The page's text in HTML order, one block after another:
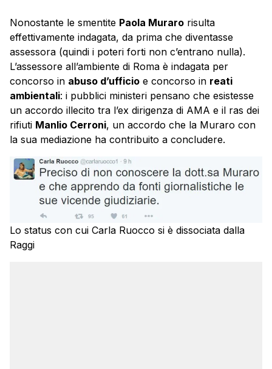
Nonostante le smentite Paola Muraro risulta
effettivamente indagata, da prima che diventasse
assessora (quindi i poteri forti non c’entrano nulla).
L’assessore all’ambiente di Roma è indagata per
concorso in abuso d’ufficio e concorso in reati
ambientali: i pubblici ministeri pensano che esistesse
un accordo illecito tra l’ex dirigenza di AMA e il ras dei
rifiuti Manlio Cerroni, un accordo che la Muraro con
la sua mediazione ha contribuito a concludere.
Lo status con cui Carla Ruocco si è dissociata dalla
Raggi